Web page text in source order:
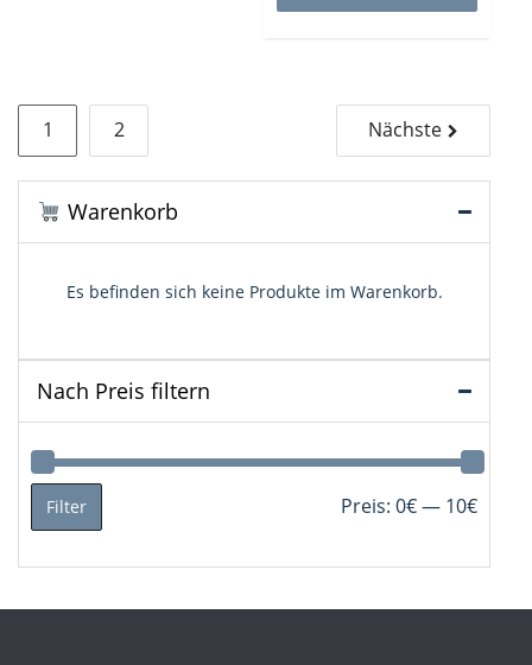
Optionen
Seitennummerierung
der
Beiträge
1 2 Nächste
Warenkorb
Es befinden sich keine Produkte im Warenkorb.
Nach Preis filtern
Min.
Max.
Filter Preis: 0€— 10€